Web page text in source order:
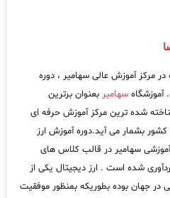
مرکز آموزش عالی سهامیر ، دوره
سهامیر بعنوان برترین
شده ترین مرکز آموزش حرفه ای
کشور بشمار می آید.دوره آموزش ارز
سهامیر در قالب کلاس های
شده است . ارز دیجیتال یکی از
جهان بوده بطوریکه بمنظور موفقیت